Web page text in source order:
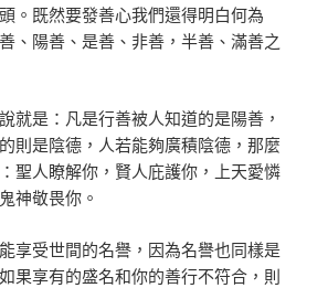
。既然要發善心我們還得明白何為
、陽善、是善、非善，半善、滿善之
就是：凡是行善被人知道的是陽善，
則是陰德，人若能夠廣積陰德，那麼
聖人瞭解你，賢人庇護你，上天愛憐
神敬畏你。
享受世間的名譽，因為名譽也同樣是
果享有的盛名和你的善行不符合，則